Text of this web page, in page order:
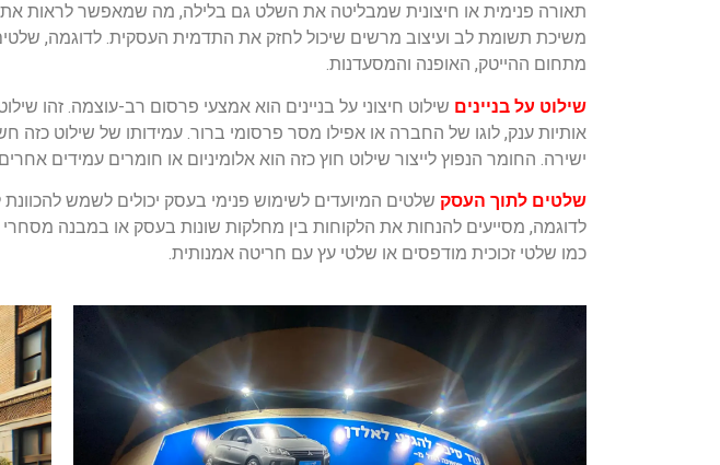
תאורה פנימית או חיצונית שמבליטה את השלט גם בלילה, מה שמאפשר לראות את
משיכת תשומת לב ועיצוב מרשים שיכול לחזק את התדמית העסקית. לדוגמה,
מתחום ההייטק, האופנה והמסעדנות.
שילוט על בניינים שילוט חיצוני על בניינים הוא אמצעי פרסום רב-עוצמה. זהו
אותיות ענק, לוגו של החברה או אפילו מסר פרסומי ברור. עמידותו של שילוט כזה
ישירה. החומר הנפוץ לייצור שילוט חוץ כזה הוא אלומיניום או חומרים עמידים
שלטים לתוך העסק שלטים המיועדים לשימוש פנימי בעסק יכולים לשמש
לדוגמה, מסייעים להנחות את הלקוחות בין מחלקות שונות בעסק או במבנה
כמו שלטי זכוכית מודפסים או שלטי עץ עם חריטה אמנותית.